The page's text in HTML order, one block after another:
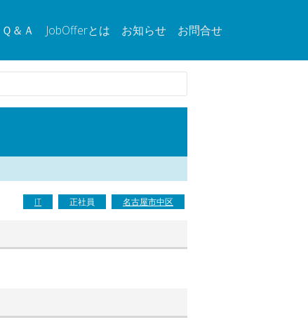
Ｑ＆Ａ JobOfferとは お知らせ お問合せ
IT 正社員 名古屋市中区